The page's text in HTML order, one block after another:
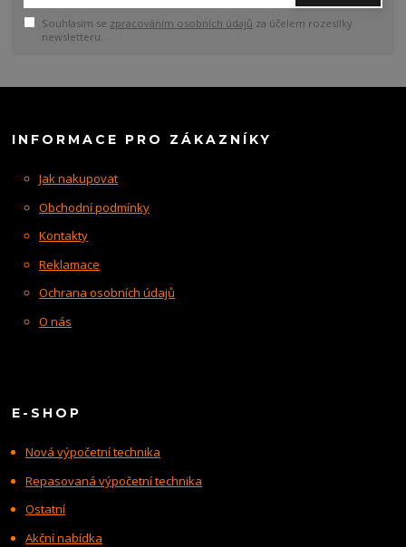
Souhlasím se zpracováním osobních údajů za účelem rozesílky
newsletteru.
INFORMACE PRO ZÁKAZNÍKY
Jak nakupovat
Obchodní podmínky
Kontakty
Reklamace
Ochrana osobních údajů
O nás
E-SHOP
Nová výpočetní technika
Repasovaná výpočetní technika
Ostatní
Akční nabídka